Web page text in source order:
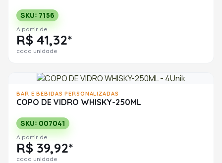
SKU: 7156
A partir de
R$ 41,32*
cada unidade
BAR E BEBIDAS PERSONALIZADAS
COPO DE VIDRO WHISKY-250ML
SKU: 007041
A partir de
R$ 39,92*
cada unidade